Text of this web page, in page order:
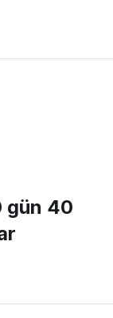
gün 40